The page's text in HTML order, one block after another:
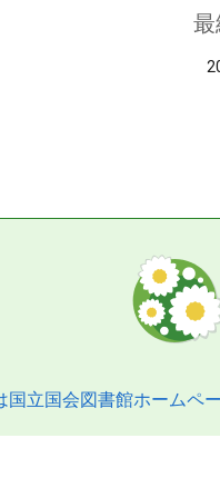
最
国立国会図書館ホームペ